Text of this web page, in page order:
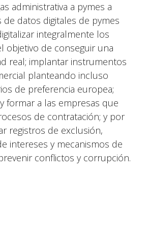
administrativa a pymes a
de datos digitales de pymes
integralmente los
objetivo de conseguir una
real; implantar instrumentos
planteando incluso
de preferencia europea;
formar a las empresas que
de contratación; y por
registros de exclusión,
intereses y mecanismos de
conflictos y corrupción.